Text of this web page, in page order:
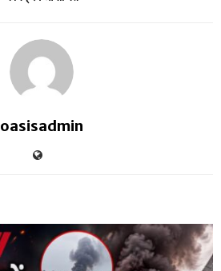
oasisadmin